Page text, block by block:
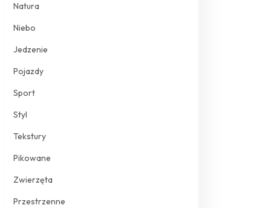
Natura
Niebo
Jedzenie
Pojazdy
Sport
Styl
Tekstury
Pikowane
Zwierzęta
Przestrzenne